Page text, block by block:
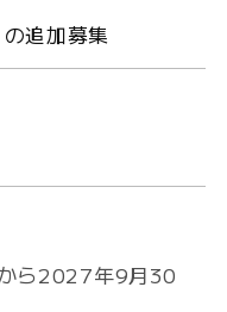
追加募集
ら2027年9月30